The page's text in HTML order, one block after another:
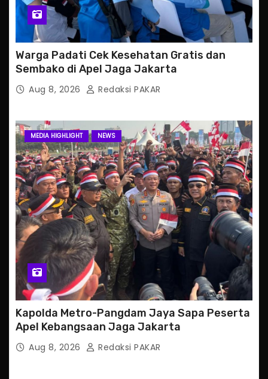
Warga Padati Cek Kesehatan Gratis dan
Sembako di Apel Jaga Jakarta
Aug 8, 2026 Redaksi PAKAR
MEDIA HIGHLIGHT NEWS
Kapolda Metro-Pangdam Jaya Sapa Peserta
Apel Kebangsaan Jaga Jakarta
Aug 8, 2026 Redaksi PAKAR